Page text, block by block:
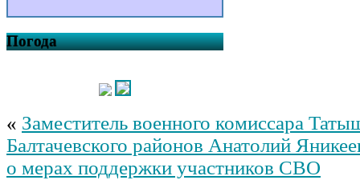
Погода
« Заместитель военного комиссара
Балтачевского районов Анатолий
о мерах поддержки участников СВО